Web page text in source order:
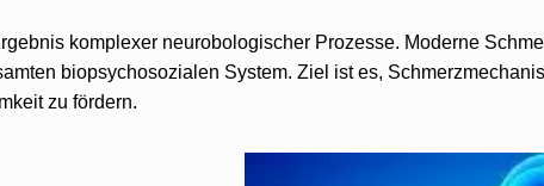
komplexer neurobologischer Prozesse. Moderne
biopsychosozialen System. Ziel ist es,
zu fördern.